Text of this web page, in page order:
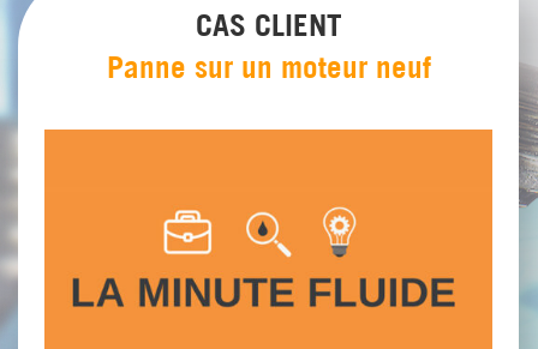
CAS CLIENT
Panne sur un moteur neuf